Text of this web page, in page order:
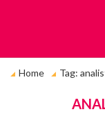
está
Home Tag: